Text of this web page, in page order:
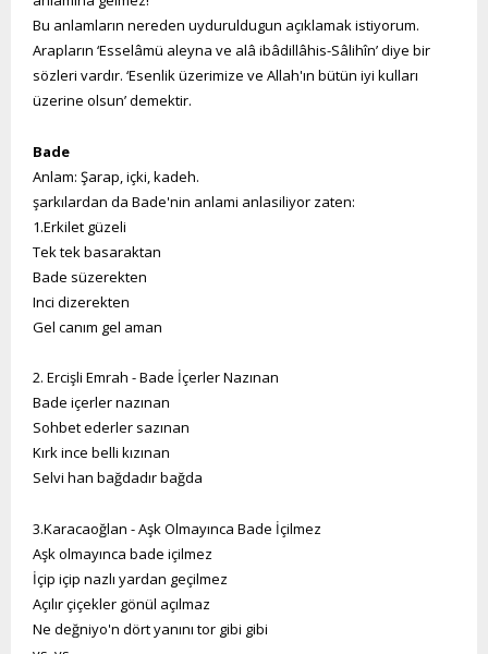
Bu anlamların nereden uyduruldugun açıklamak istiyorum.
Arapların ‘Esselâmü aleyna ve alâ ibâdillâhis-Sâlihîn’ diye bir
sözleri vardır. ‘Esenlik üzerimize ve Allah'ın bütün iyi kulları
üzerine olsun’ demektir.
Bade
Anlam: Şarap, içki, kadeh.
şarkılardan da Bade'nin anlami anlasiliyor zaten:
1.Erkilet güzeli
Tek tek basaraktan
Bade süzerekten
Inci dizerekten
Gel canım gel aman
2. Ercişli Emrah - Bade İçerler Nazınan
Bade içerler nazınan
Sohbet ederler sazınan
Kırk ince belli kızınan
Selvi han bağdadır bağda
3.Karacaoğlan - Aşk Olmayınca Bade İçilmez
Aşk olmayınca bade içilmez
İçip içip nazlı yardan geçilmez
Açılır çiçekler gönül açılmaz
Ne değniyo'n dört yanını tor gibi gibi